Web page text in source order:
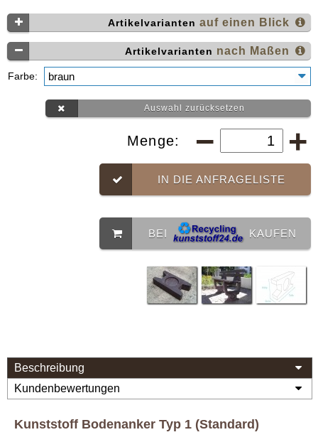
Artikelvarianten auf einen Blick
Artikelvarianten nach Maßen
Farbe:
Auswahl zurücksetzen
Menge:
IN DIE ANFRAGELISTE
BEI KAUFEN
Beschreibung
Kundenbewertungen
Kunststoff Bodenanker Typ 1 (Standard)